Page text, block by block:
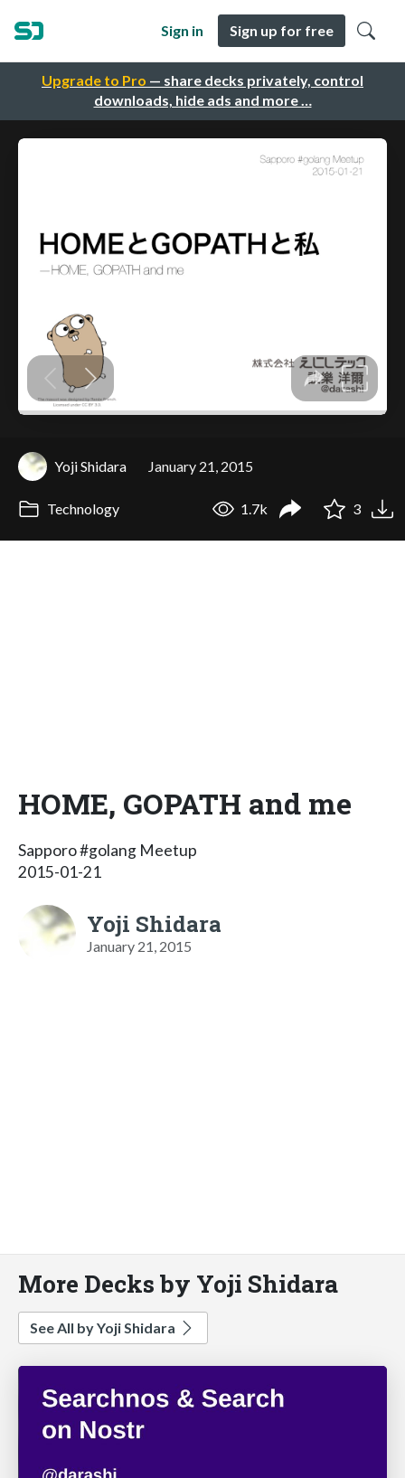
Upgrade to Pro — share decks privately, control
downloads, hide ads and more …
Sign in Sign up for free
Yoji Shidara January 21, 2015
Technology 1.7k 3
HOME, GOPATH and me
Sapporo #golang Meetup
2015-01-21
Yoji Shidara
January 21, 2015
More Decks by Yoji Shidara
See All by Yoji Shidara